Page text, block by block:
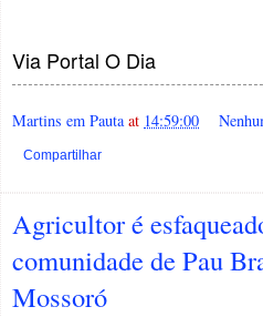
Via Portal O Dia
Martins em Pauta at 14:59:00
Compartilhar
Agricultor é
comunidade de Pau
Mossoró